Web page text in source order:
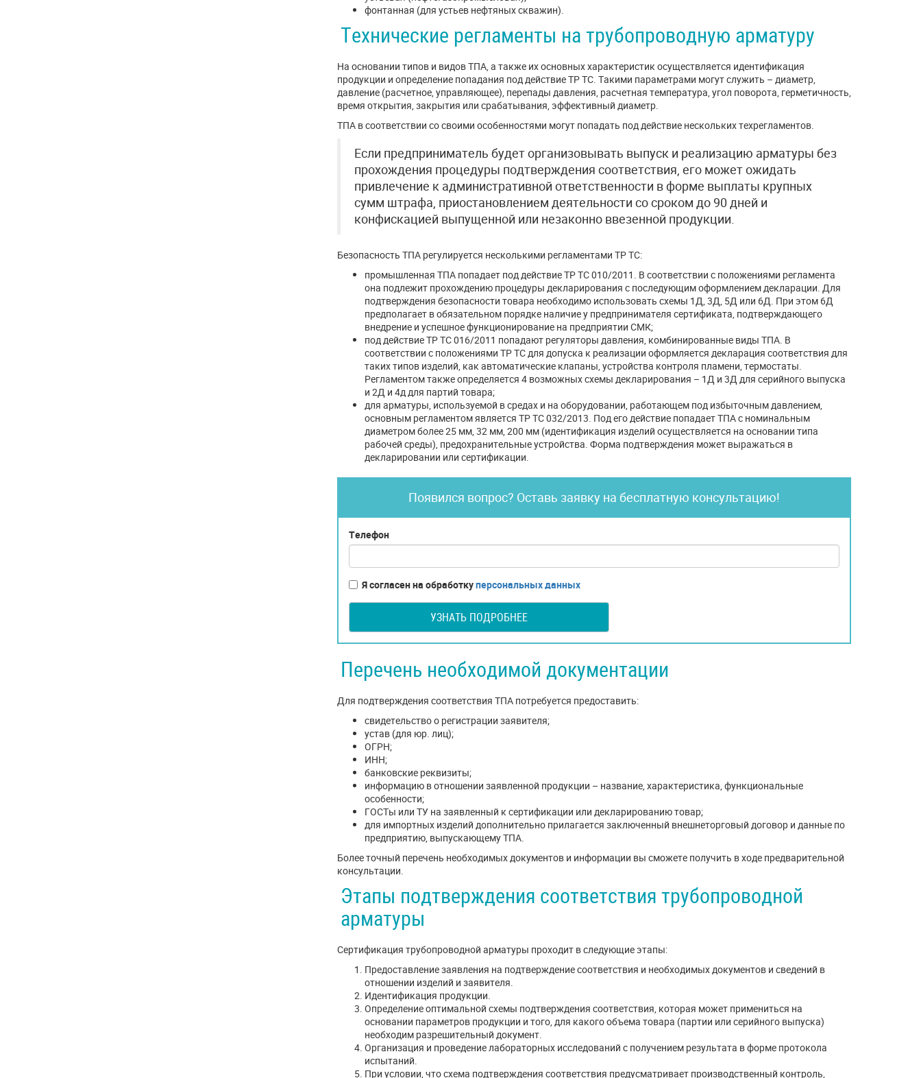
фонтанная (для устьев нефтяных скважин).
Технические регламенты на трубопроводную арматуру
На основании типов и видов ТПА, а также их основных характеристик осуществляется идентификация
продукции и определение попадания под действие ТР ТС. Такими параметрами могут служить – диаметр,
давление (расчетное, управляющее), перепады давления, расчетная температура, угол поворота, герметичность,
время открытия, закрытия или срабатывания, эффективный диаметр.
ТПА в соответствии со своими особенностями могут попадать под действие нескольких техрегламентов.
Если предприниматель будет организовывать выпуск и реализацию арматуры без
прохождения процедуры подтверждения соответствия, его может ожидать
привлечение к административной ответственности в форме выплаты крупных
сумм штрафа, приостановлением деятельности со сроком до 90 дней и
конфискацией выпущенной или незаконно ввезенной продукции.
Безопасность ТПА регулируется несколькими регламентами ТР ТС:
промышленная ТПА попадает под действие ТР ТС 010/2011. В соответствии с положениями регламента
она подлежит прохождению процедуры декларирования с последующим оформлением декларации. Для
подтверждения безопасности товара необходимо использовать схемы 1Д, 3Д, 5Д или 6Д. При этом 6Д
предполагает в обязательном порядке наличие у предпринимателя сертификата, подтверждающего
внедрение и успешное функционирование на предприятии СМК;
под действие ТР ТС 016/2011 попадают регуляторы давления, комбинированные виды ТПА. В
соответствии с положениями ТР ТС для допуска к реализации оформляется декларация соответствия для
таких типов изделий, как автоматические клапаны, устройства контроля пламени, термостаты.
Регламентом также определяется 4 возможных схемы декларирования – 1Д и 3Д для серийного выпуска
и 2Д и 4д для партий товара;
для арматуры, используемой в средах и на оборудовании, работающем под избыточным давлением,
основным регламентом является ТР ТС 032/2013. Под его действие попадает ТПА с номинальным
диаметром более 25 мм, 32 мм, 200 мм (идентификация изделий осуществляется на основании типа
рабочей среды), предохранительные устройства. Форма подтверждения может выражаться в
декларировании или сертификации.
Появился вопрос? Оставь заявку на бесплатную консультацию!
Телефон
Я согласен на обработкуперсональных данных
УЗНАТЬ ПОДРОБНЕЕ
Перечень необходимой документации
Для подтверждения соответствия ТПА потребуется предоставить:
свидетельство о регистрации заявителя;
устав (для юр. лиц);
ОГРН;
ИНН;
банковские реквизиты;
информацию в отношении заявленной продукции – название, характеристика, функциональные
особенности;
ГОСТы или ТУ на заявленный к сертификации или декларированию товар;
для импортных изделий дополнительно прилагается заключенный внешнеторговый договор и данные по
предприятию, выпускающему ТПА.
Более точный перечень необходимых документов и информации вы сможете получить в ходе предварительной
консультации.
Этапы подтверждения соответствия трубопроводной
арматуры
Сертификация трубопроводной арматуры проходит в следующие этапы:
Предоставление заявления на подтверждение соответствия и необходимых документов и сведений в
отношении изделий и заявителя.
Идентификация продукции.
Определение оптимальной схемы подтверждения соответствия, которая может примениться на
основании параметров продукции и того, для какого объема товара (партии или серийного выпуска)
необходим разрешительный документ.
Организация и проведение лабораторных исследований с получением результата в форме протокола
испытаний.
При условии, что схема подтверждения соответствия предусматривает производственный контроль,